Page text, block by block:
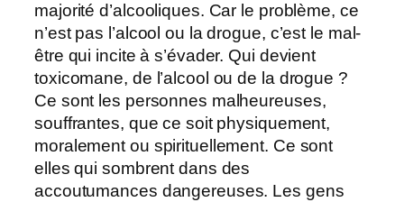
majorité d’alcooliques. Car le problème, ce
n’est pas l’alcool ou la drogue, c’est le mal-
être qui incite à s’évader. Qui devient
toxicomane, de l’alcool ou de la drogue ?
Ce sont les personnes malheureuses,
souffrantes, que ce soit physiquement,
moralement ou spirituellement. Ce sont
elles qui sombrent dans des
accoutumances dangereuses. Les gens